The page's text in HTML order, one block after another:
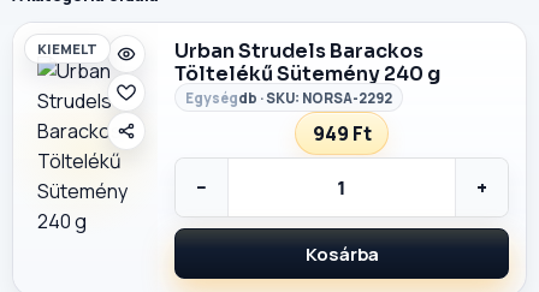
KIEMELT
Urban Strudels Barackos
Töltelékű Sütemény 240 g
db · SKU: NORSA-2292
949 Ft
− +
Kosárba